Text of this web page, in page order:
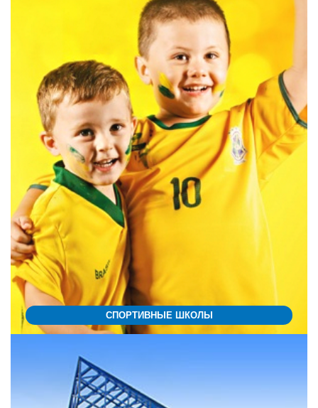
СПОРТИВНЫЕ ШКОЛЫ